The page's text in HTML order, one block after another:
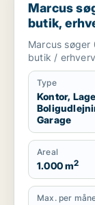
Marcus
butik,
Marcus
butik /
Type
Kontor,
Garage
Areal
1.000 m2
Max. per